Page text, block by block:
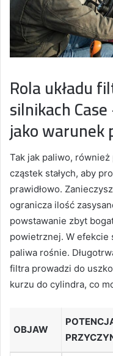
Rola układu
silnikach
jako warunek
Tak jak paliwo,
cząstek stałych, aby
prawidłowo.
ogranicza ilość
powstawanie zbyt
powietrznej. W efekcie
paliwa rośnie.
filtra prowadzi do
kurzu do cylindra, co
OBJAW